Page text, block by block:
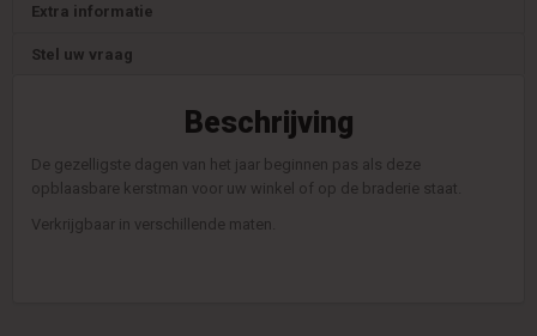
Extra informatie
Stel uw vraag
Beschrijving
De gezelligste dagen van het jaar beginnen pas als deze
opblaasbare kerstman voor uw winkel of op de braderie staat.
Verkrijgbaar in verschillende maten.